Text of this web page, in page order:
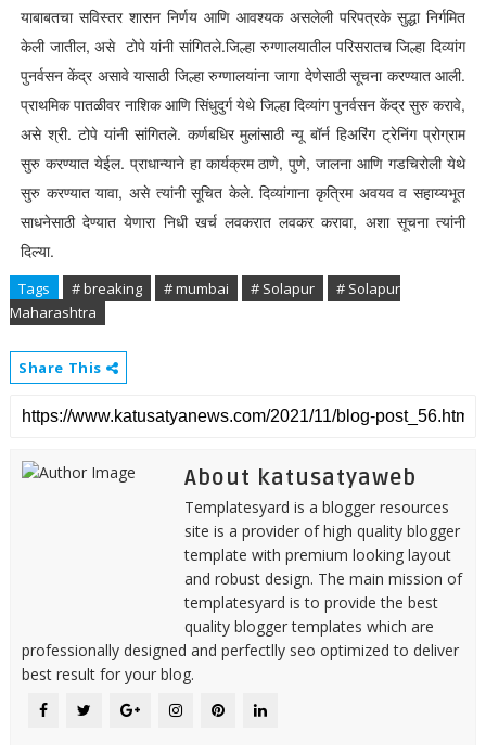
याबाबतचा सविस्तर शासन निर्णय आणि आवश्यक असलेली परिपत्रके सुद्धा निर्गमित
केली जातील, असे टोपे यांनी सांगितले.जिल्हा रुग्णालयातील परिसरातच जिल्हा दिव्यांग
पुनर्वसन केंद्र असावे यासाठी जिल्हा रुग्णालयांना जागा देणेसाठी सूचना करण्यात आली.
प्राथमिक पातळीवर नाशिक आणि सिंधुदुर्ग येथे जिल्हा दिव्यांग पुनर्वसन केंद्र सुरु करावे,
असे श्री. टोपे यांनी सांगितले. कर्णबधिर मुलांसाठी न्यू बॉर्न हिअरिंग ट्रेनिंग प्रोग्राम
सुरु करण्यात येईल. प्राधान्याने हा कार्यक्रम ठाणे, पुणे, जालना आणि गडचिरोली येथे
सुरु करण्यात यावा, असे त्यांनी सूचित केले. दिव्यांगाना कृत्रिम अवयव व सहाय्यभूत
साधनेसाठी देण्यात येणारा निधी खर्च लवकरात लवकर करावा, अशा सूचना त्यांनी
दिल्या.
Tags # breaking # mumbai # Solapur
# Solapur
Maharashtra
Share This
About katusatyaweb
Templatesyard is a blogger resources
site is a provider of high quality blogger
template with premium looking layout
and robust design. The main mission of
templatesyard is to provide the best
quality blogger templates which are
professionally designed and perfectlly seo optimized to deliver
best result for your blog.